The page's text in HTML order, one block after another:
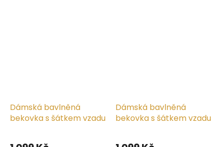
Dámská bavlněná
bekovka s šátkem vzadu
Dámská bavlněná
bekovka s šátkem vzadu